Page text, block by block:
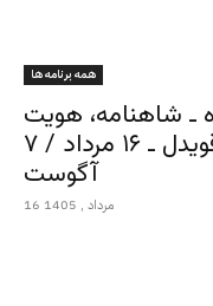
همه برنامه ها
ـ شاهنامه، هویت
ایرانی و گفت‌وگو با مازیار قویدل ـ ۱۶ مرداد / ۷
آگوست
16 مرداد , 1405